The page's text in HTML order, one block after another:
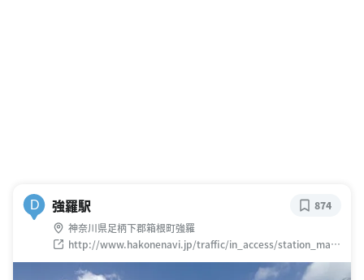
D 強羅駅
神奈川県足柄下郡箱根町強羅
http://www.hakonenavi.jp/traffic/in_access/station_map/
gora/
874